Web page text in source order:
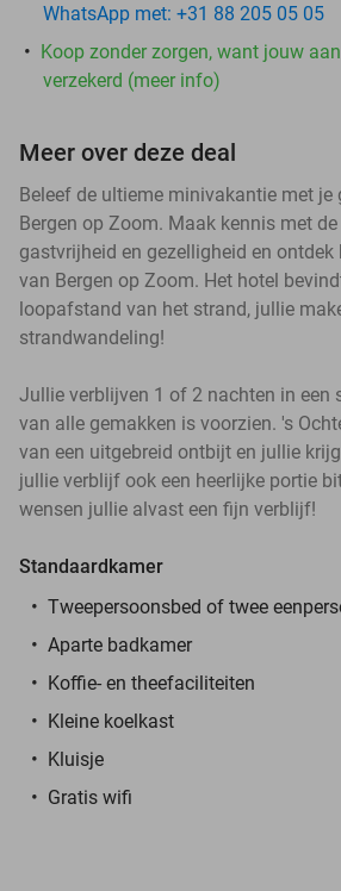
WhatsApp met: +31 88 205 05 05
Koop zonder zorgen, want jouw
verzekerd (meer info)
Meer over deze deal
Beleef de ultieme minivakantie met je
Bergen op Zoom. Maak kennis met
gastvrijheid en gezelligheid en
van Bergen op Zoom. Het hotel
loopafstand van het strand, jullie
strandwandeling!
Jullie verblijven 1 of 2 nachten in een
van alle gemakken is voorzien. 's
van een uitgebreid ontbijt en jullie
jullie verblijf ook een heerlijke portie
wensen jullie alvast een fijn verblijf!
Standaardkamer
Tweepersoonsbed of twee
Aparte badkamer
Koffie- en theefaciliteiten
Kleine koelkast
Kluisje
Gratis wifi